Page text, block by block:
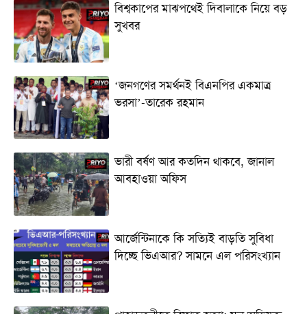
বিশ্বকাপের মাঝপথেই দিবালাকে নিয়ে বড়
সুখবর
‘জনগণের সমর্থনই বিএনপির একমাত্র
ভরসা’-তারেক রহমান
ভারী বর্ষণ আর কতদিন থাকবে, জানাল
আবহাওয়া অফিস
আর্জেন্টিনাকে কি সত্যিই বাড়তি সুবিধা
দিচ্ছে ভিএআর? সামনে এল পরিসংখ্যান